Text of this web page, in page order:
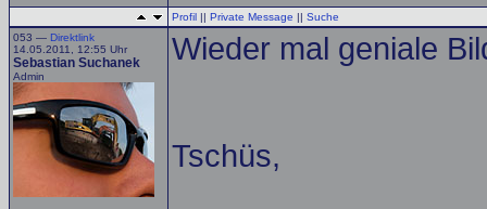
Profil || Private Message || Suche
053 — Direktlink
14.05.2011, 12:55 Uhr
Sebastian Suchanek
Admin
Wieder mal geniale
Tschüs,